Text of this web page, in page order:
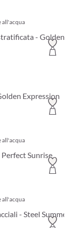
all'acqua
- Golden
Expression
all'acqua
Sunrise
all'acqua
- Steel Summer